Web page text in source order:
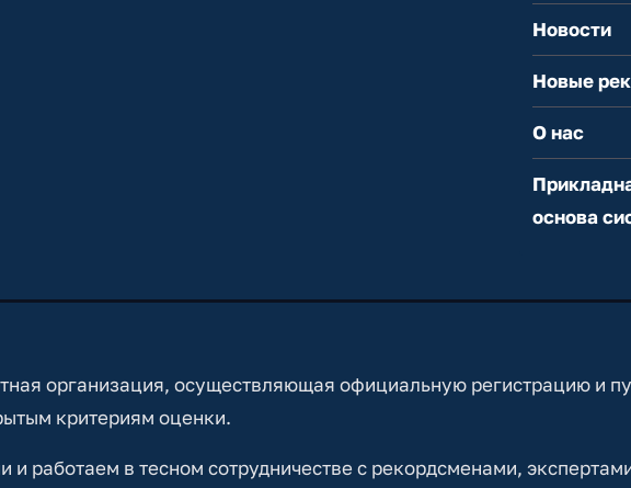
Новости
Новые
О нас
основа
организация, осуществляющая официальную регистрацию и
критериям оценки.
работаем в тесном сотрудничестве с рекордсменами,